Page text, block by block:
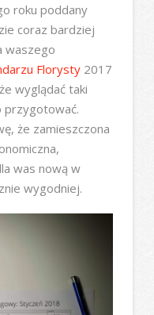
roku poddany
coraz bardziej
waszego
Florysty2017
wyglądać taki
przygotować.
że zamieszczona
was nową w
wygodniej.